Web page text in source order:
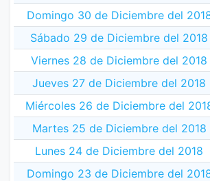
Domingo 30 de Diciembre del
Sábado 29 de Diciembre del 2018
Viernes 28 de Diciembre del 2018
Jueves 27 de Diciembre del 2018
Miércoles 26 de Diciembre del
Martes 25 de Diciembre del 2018
Lunes 24 de Diciembre del 2018
Domingo 23 de Diciembre del